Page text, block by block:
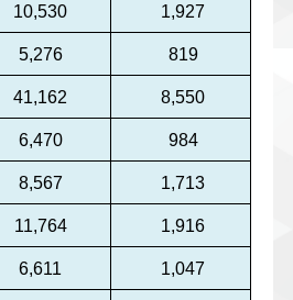
10,530 1,927
5,276 819
41,162 8,550
6,470 984
8,567 1,713
11,764 1,916
6,611 1,047